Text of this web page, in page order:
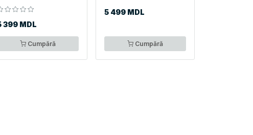
399 MDL
Cumpără
5 499 MDL
Cumpără